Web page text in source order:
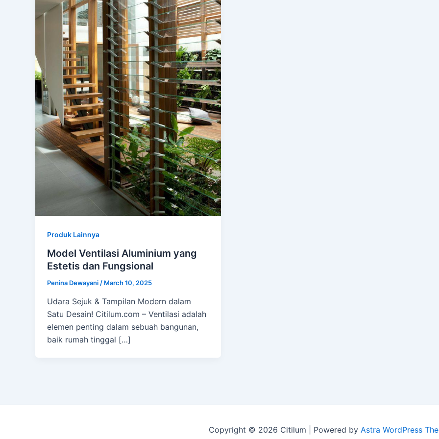
Produk Lainnya
Model Ventilasi Aluminium yang
Estetis dan Fungsional
Penina Dewayani / March 10, 2025
️Udara Sejuk & Tampilan Modern dalam
Satu Desain! Citilum.com – Ventilasi adalah
elemen penting dalam sebuah bangunan,
baik rumah tinggal […]
Copyright © 2026 Citilum | Powered by Astra WordPress